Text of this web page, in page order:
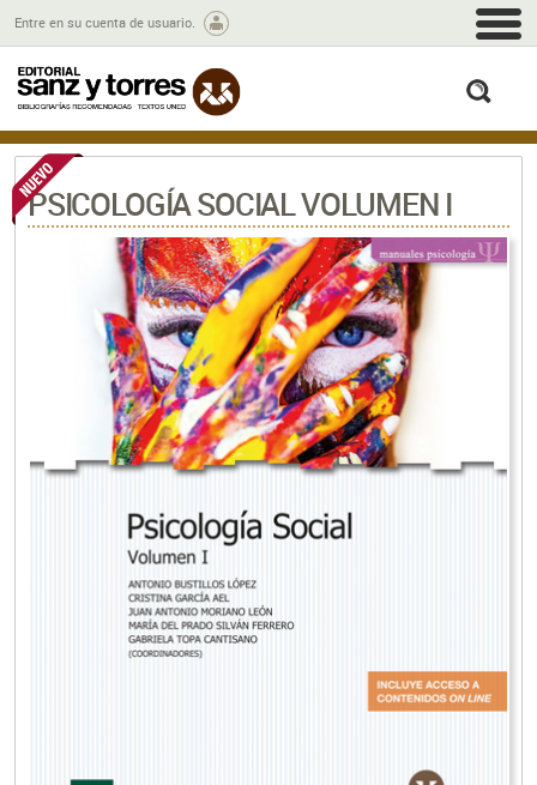
Entre en su cuenta de usuario.
PSICOLOGÍA SOCIAL VOLUMEN I